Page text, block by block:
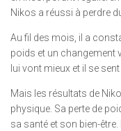
Nikos a réussi à perdre
Au fil des mois, il a
poids et un changement
lui vont mieux et il se
Mais les résultats de
physique. Sa perte de
sa santé et son bien-